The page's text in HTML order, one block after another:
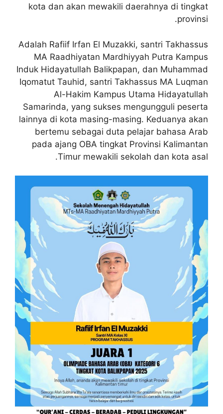
kota dan akan mewakili daerahnya di tingkat
provinsi.
Adalah Rafiif Irfan El Muzakki, santri Takhassus
MA Raadhiyatan Mardhiyyah Putra Kampus
Induk Hidayatullah Balikpapan, dan Muhammad
Iqomatut Tauhid, santri Takhassus MA Luqman
Al-Hakim Kampus Utama Hidayatullah
Samarinda, yang sukses mengungguli peserta
lainnya di kota masing-masing. Keduanya akan
bertemu sebagai duta pelajar bahasa Arab
pada ajang OBA tingkat Provinsi Kalimantan
Timur mewakili sekolah dan kota asal.